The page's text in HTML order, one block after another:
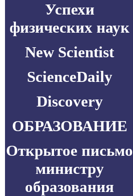
Успехи
физических наук
New Scientist
ScienceDaily
Discovery
ОБРАЗОВАНИЕ
Открытое письмо
министру
образования